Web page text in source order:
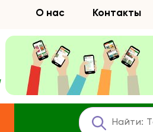
О нас Контакты